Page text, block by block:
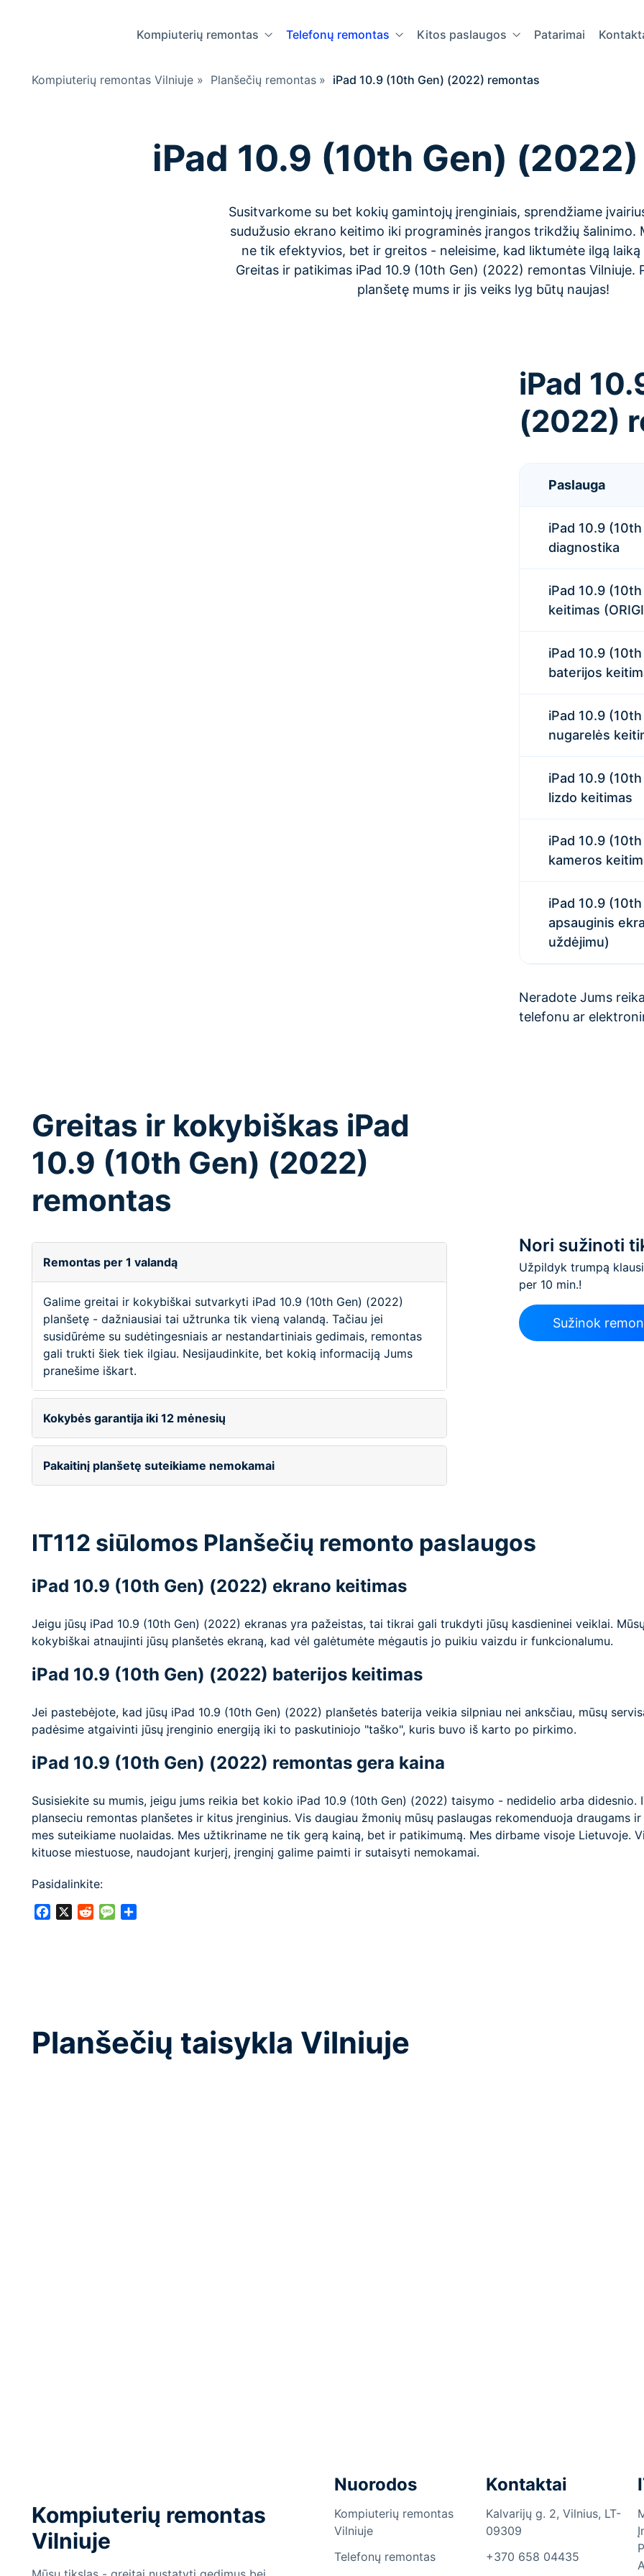
Kompiuterių remontas Telefonų remontas Kitos paslaugos Patarimai
Kompiuterių remontas Vilniuje » Planšečių remontas » iPad 10.9 (10th Gen) (2022) remontas
iPad 10.9 (10th Gen)
Susitvarkome su bet kokių gamintojų įrenginiais, sprendžiame
sudužusio ekrano keitimo iki programinės įrangos trikdžių šalinimo.
ne tik efektyvios, bet ir greitos - neleisime, kad liktumėte ilgą laiką
Greitas ir patikimas iPad 10.9 (10th Gen) (2022) remontas Vilniuje.
planšetę mums ir jis veiks lyg būtų naujas!
iPad
(2022)
Paslauga
iPad 10.9
diagnostika
iPad 10.9
keitimas
iPad 10.9
baterijos
iPad 10.9
nugarelės
iPad 10.9
lizdo keitimas
iPad 10.9
kameros
iPad 10.9
apsauginis
uždėjimu)
Neradote Jums
telefonu ar
Greitas ir kokybiškas iPad
10.9 (10th Gen) (2022)
remontas
Remontas per 1 valandą
Galime greitai ir kokybiškai sutvarkyti iPad 10.9 (10th Gen) (2022)
planšetę - dažniausiai tai užtrunka tik vieną valandą. Tačiau jei
susidūrėme su sudėtingesniais ar nestandartiniais gedimais, remontas
gali trukti šiek tiek ilgiau. Nesijaudinkite, bet kokią informaciją Jums
pranešime iškart.
Kokybės garantija iki 12 mėnesių
Pakaitinį planšetę suteikiame nemokamai
Nori sužinoti
Užpildyk trumpą
per 10 min.!
Sužinok
IT112 siūlomos Planšečių remonto paslaugos
iPad 10.9 (10th Gen) (2022) ekrano keitimas
Jeigu jūsų iPad 10.9 (10th Gen) (2022) ekranas yra pažeistas, tai tikrai gali trukdyti jūsų kasdieninei veiklai.
kokybiškai atnaujinti jūsų planšetės ekraną, kad vėl galėtumėte mėgautis jo puikiu vaizdu ir funkcionalumu.
iPad 10.9 (10th Gen) (2022) baterijos keitimas
Jei pastebėjote, kad jūsų iPad 10.9 (10th Gen) (2022) planšetės baterija veikia silpniau nei anksčiau, mūsų
padėsime atgaivinti jūsų įrenginio energiją iki to paskutiniojo "taško", kuris buvo iš karto po pirkimo.
iPad 10.9 (10th Gen) (2022) remontas gera kaina
Susisiekite su mumis, jeigu jums reikia bet kokio iPad 10.9 (10th Gen) (2022) taisymo - nedidelio arba didesnio.
planseciu remontas planšetes ir kitus įrenginius. Vis daugiau žmonių mūsų paslaugas rekomenduoja draugams
mes suteikiame nuolaidas. Mes užtikriname ne tik gerą kainą, bet ir patikimumą. Mes dirbame visoje Lietuvoje.
kituose miestuose, naudojant kurjerį, įrenginį galime paimti ir sutaisyti nemokamai.
Pasidalinkite:
FacebookRedditMessage
Planšečių taisykla Vilniuje
Kompiuterių remontas
Vilniuje
Nuorodos
Kompiuterių remontas
Vilniuje
Telefonų remontas
Kontaktai
Kalvarijų g. 2, Vilnius, LT-
09309
+370 658 04435